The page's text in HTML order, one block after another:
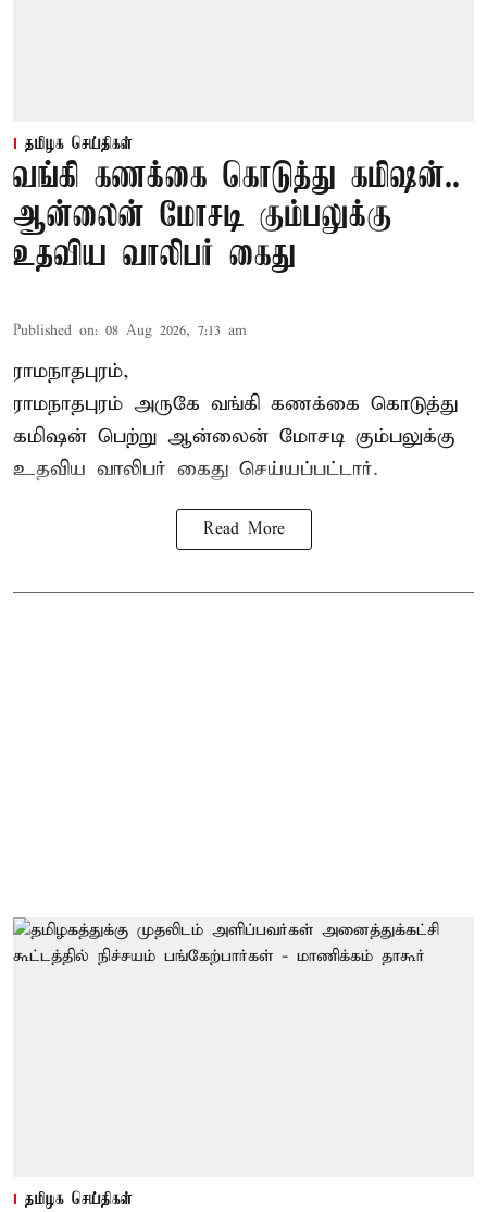
தமிழக செய்திகள்
வங்கி கணக்கை கொடுத்து கமிஷன்..
ஆன்லைன் மோசடி கும்பலுக்கு
உதவிய வாலிபர் கைது
Published on: 08 Aug 2026, 7:13 am
ராமநாதபுரம்,
ராமநாதபுரம் அருகே வங்கி கணக்கை கொடுத்து
கமிஷன் பெற்று ஆன்லைன் மோசடி கும்பலுக்கு
உதவிய வாலிபர் கைது செய்யப்பட்டார்.
Read More
தமிழக செய்திகள்